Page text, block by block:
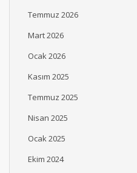
Temmuz 2026
Mart 2026
Ocak 2026
Kasım 2025
Temmuz 2025
Nisan 2025
Ocak 2025
Ekim 2024